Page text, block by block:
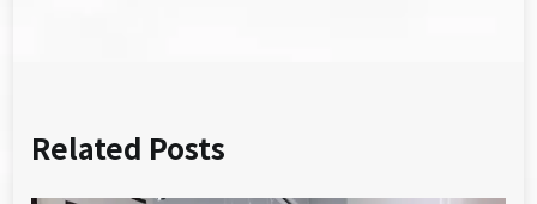
Related Posts